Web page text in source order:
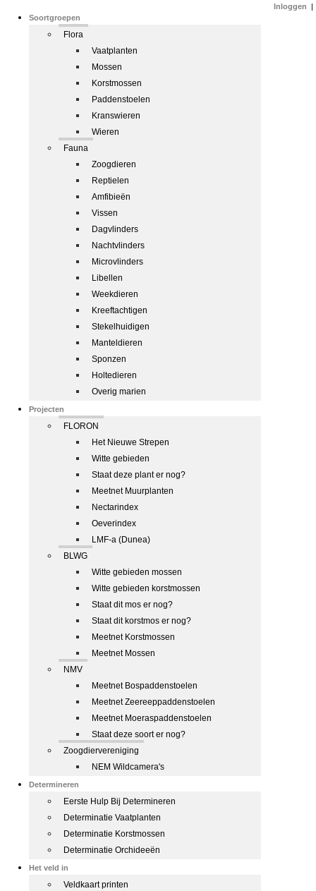
Soortgroepen
Flora
Vaatplanten
Mossen
Korstmossen
Paddenstoelen
Kranswieren
Wieren
Fauna
Zoogdieren
Reptielen
Amfibieën
Vissen
Dagvlinders
Nachtvlinders
Microvlinders
Libellen
Weekdieren
Kreeftachtigen
Stekelhuidigen
Manteldieren
Sponzen
Holtedieren
Overig marien
Projecten
FLORON
Het Nieuwe Strepen
Witte gebieden
Staat deze plant er nog?
Meetnet Muurplanten
Nectarindex
Oeverindex
LMF-a (Dunea)
BLWG
Witte gebieden mossen
Witte gebieden korstmossen
Staat dit mos er nog?
Staat dit korstmos er nog?
Meetnet Korstmossen
Meetnet Mossen
NMV
Meetnet Bospaddenstoelen
Meetnet Zeereeppaddenstoelen
Meetnet Moeraspaddenstoelen
Staat deze soort er nog?
Zoogdiervereniging
NEM Wildcamera's
Determineren
Eerste Hulp Bij Determineren
Determinatie Vaatplanten
Determinatie Korstmossen
Determinatie Orchideeën
Het veld in
Veldkaart printen
Inloggen |